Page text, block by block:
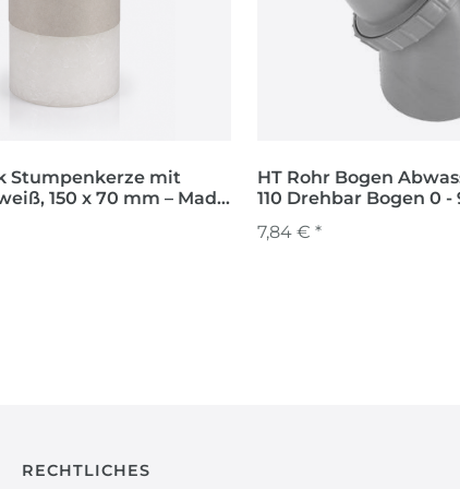
Stumpenkerze mit
150 x 70 mm – Made
HT Rohr Bogen
110 Drehbar Bogen 0 -
7,84 € *
RECHTLICHES